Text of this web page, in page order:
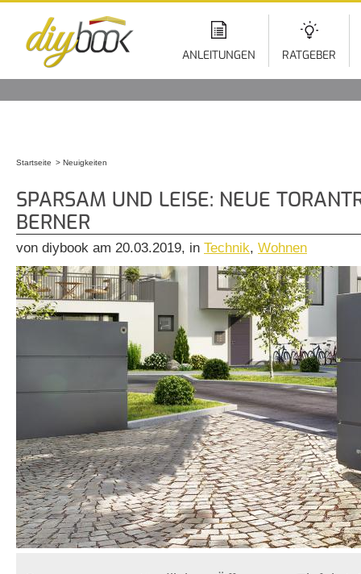
ANLEITUNGEN RATGEBER
Startseite Neuigkeiten
SPARSAM UND LEISE: NEUE
BERNER
von diybook am 20.03.2019, in Technik, Wohnen